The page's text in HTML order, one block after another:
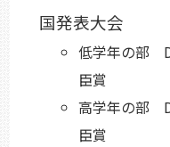
国発表大会
低学年の部
臣賞
高学年の部
臣賞